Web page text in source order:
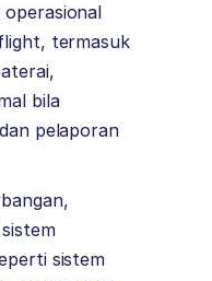
termasuk
bila
pelaporan
sistem